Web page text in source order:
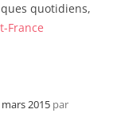
quotidiens,
France
2015 par